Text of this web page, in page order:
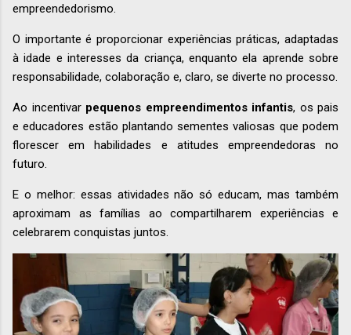
empreendedorismo.
O importante é proporcionar experiências práticas, adaptadas
à idade e interesses da criança, enquanto ela aprende sobre
responsabilidade, colaboração e, claro, se diverte no processo.
Ao incentivar pequenos empreendimentos infantis, os pais
e educadores estão plantando sementes valiosas que podem
florescer em habilidades e atitudes empreendedoras no
futuro.
E o melhor: essas atividades não só educam, mas também
aproximam as famílias ao compartilharem experiências e
celebrarem conquistas juntos.